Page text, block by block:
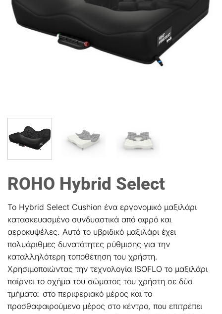
ROHO Hybrid Select
Το Hybrid Select Cushion ένα εργονομικό μαξιλάρι
κατασκευασμένο συνδυαστικά από αφρό και
αεροκυψέλες. Αυτό το υβριδικό μαξιλάρι έχει
πολυάριθμες δυνατότητες ρύθμισης για την
καταλληλότερη τοποθέτηση του χρήστη.
Χρησιμοποιώντας την τεχνολογία ISOFLO το μαξιλάρι
παίρνει το σχήμα του σώματος του χρήστη σε δύο
τμήματα: στο περιφεριακό μέρος και το
προσθαφαιρούμενο μέρος στο κέντρο, που επιτρέπει